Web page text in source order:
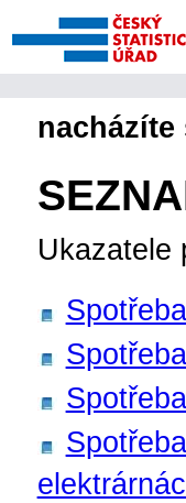
nacházíte
Ukazatele